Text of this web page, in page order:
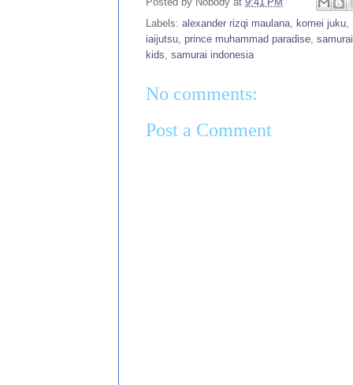
Labels: alexander rizqi maulana komei juku
iaijutsu prince muhammad paradise
kids samurai indonesia
No comments:
Post a Comment